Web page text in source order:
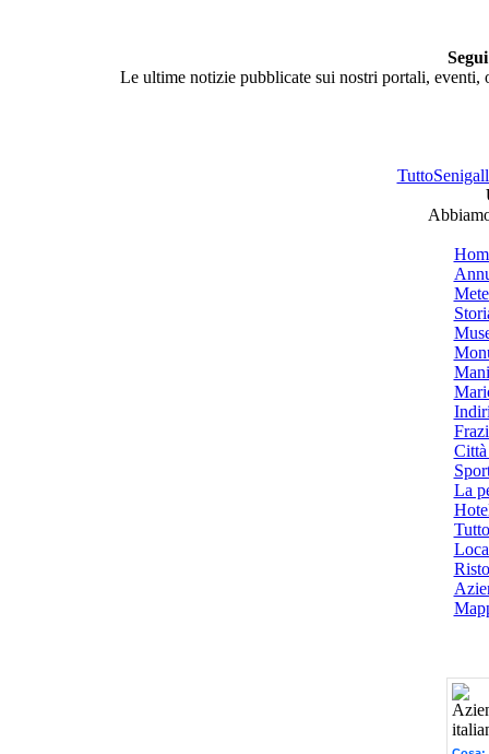
Le ultime notizie pubblicate sui nostri portali,
Città
La